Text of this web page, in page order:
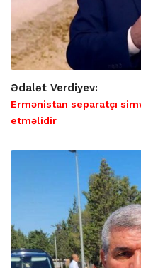
Ədalət Verdiyev:
Ermənistan separatçı
etməlidir